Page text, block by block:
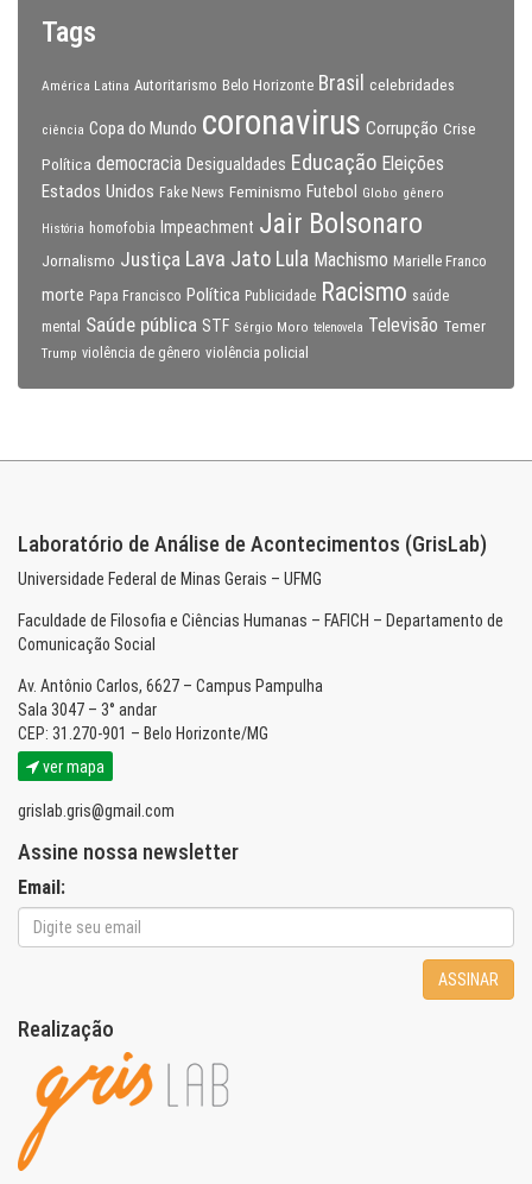
Tags
América Latina Autoritarismo Belo Horizonte Brasil celebridades
ciência Copa do Mundo coronavirus Corrupção Crise
Política democracia Desigualdades Educação Eleições
Estados Unidos Fake News Feminismo Futebol Globo gênero
História homofobia Impeachment Jair Bolsonaro
Jornalismo Justiça Lava Jato Lula Machismo Marielle Franco
morte Papa Francisco Política Publicidade Racismo saúde
mental
Saúde pública STF Sérgio Moro telenovela Televisão Temer
Trump violência de gênero violência policial
Laboratório de Análise de Acontecimentos (GrisLab)
Universidade Federal de Minas Gerais – UFMG
Faculdade de Filosofia e Ciências Humanas – FAFICH – Departamento de
Comunicação Social
Av. Antônio Carlos, 6627 – Campus Pampulha
Sala 3047 – 3° andar
CEP: 31.270-901 – Belo Horizonte/MG
ver mapa
grislab.gris@gmail.com
Assine nossa newsletter
Email:
ASSINAR
Realização